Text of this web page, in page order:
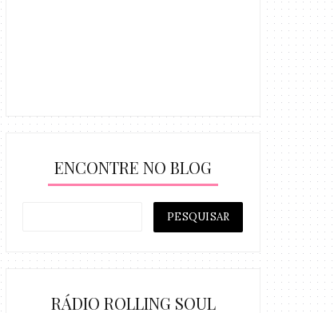
ENCONTRE NO BLOG
RÁDIO ROLLING SOUL